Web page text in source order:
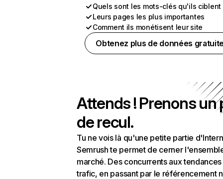
Quels sont les mots-clés qu'ils ciblent
Leurs pages les plus importantes
Comment ils monétisent leur site
Obtenez plus de données
Attends ! Prenons un
de recul.
Tu ne vois là qu'une petite partie
Semrush te permet de cerner
marché. Des concurrents aux
trafic, en passant par le référencement